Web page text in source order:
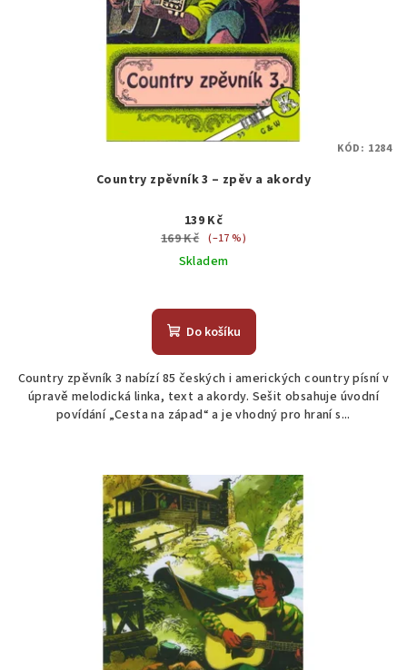
Country zpěvník 3 – zpěv a akordy
139 Kč
169 Kč (–17 %)
Skladem
Do košíku
Country zpěvník 3 nabízí 85 českých i amerických country písní v
úpravě melodická linka, text a akordy. Sešit obsahuje úvodní
povídání „Cesta na západ“ a je vhodný pro hraní s...
KÓD: 1284